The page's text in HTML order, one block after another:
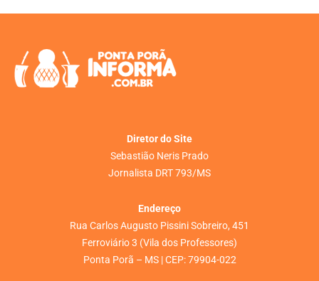
Diretor do Site
Sebastião Neris Prado
Jornalista DRT 793/MS
Endereço
Rua Carlos Augusto Pissini Sobreiro, 451
Ferroviário 3 (Vila dos Professores)
Ponta Porã – MS | CEP: 79904-022